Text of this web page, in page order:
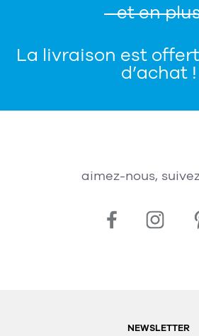
et en
La livraison est
d’achat !
aimez-nous,
NEWSLETTER